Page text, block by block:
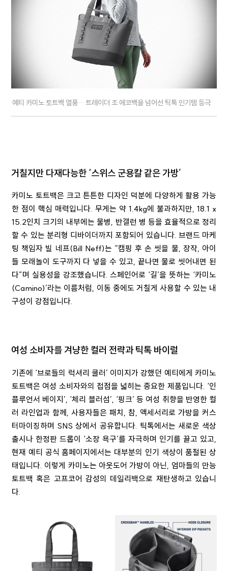
예티 카미노 토트백 열풍… 트레이더 조 에코백을 넘어선 틱톡 인기템 등극
거칠지만 다재다능한 ‘스위스 군용칼 같은 가방’
카미노 토트백은 크고 튼튼한 디자인 덕분에 다양하게 활용 가능
한 점이 핵심 매력입니다. 무게는 약 1.4kg에 불과하지만, 18.1 x
15.2인치 크기의 내부에는 물병, 반갤런 병 등을 효율적으로 정리
할 수 있는 분리형 디바이더까지 포함되어 있습니다. 브랜드 마케
팅 책임자 빌 네프(Bill Neff)는 “캠핑 후 손 씻을 물, 장작, 아이
들 모래놀이 도구까지 다 넣을 수 있고, 끝나면 물로 씻어내면 된
다”며 실용성을 강조했습니다. 스페인어로 ‘길’을 뜻하는 ‘카미노
(Camino)’라는 이름처럼, 이동 중에도 거칠게 사용할 수 있는 내
구성이 강점입니다.
여성 소비자를 겨냥한 컬러 전략과 틱톡 바이럴
기존에 ‘브로들의 럭셔리 쿨러’ 이미지가 강했던 예티에게 카미노
토트백은 여성 소비자와의 접점을 넓히는 중요한 제품입니다. ‘인
플루언서 베이지’, ‘체리 블러섬’, ‘핑크’ 등 여성 취향을 반영한 컬
러 라인업과 함께, 사용자들은 패치, 참, 액세서리로 가방을 커스
터마이징하며 SNS 상에서 공유합니다. 틱톡에서는 새로운 색상
출시나 한정판 드롭이 ‘소장 욕구’를 자극하며 인기를 끌고 있고,
현재 예티 공식 홈페이지에서는 대부분의 인기 색상이 품절된 상
태입니다. 이렇게 카미노는 아웃도어 가방이 아닌, 엄마들의 만능
토트백 혹은 고프코어 감성의 데일리백으로 재탄생하고 있습니
다.